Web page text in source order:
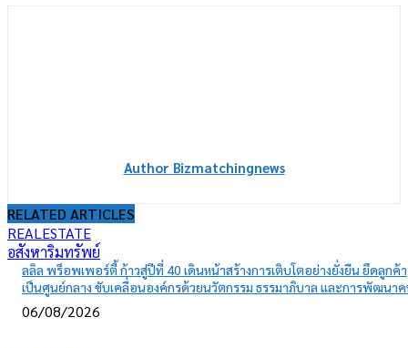
Author Bizmatchingnews
RELATED ARTICLES
REALESTATE
อสังหาริมทรัพย์
ลลิล พร็อพเพอร์ตี้ ก้าวสู่ปีที่ 40 เดินหน้าสร้างการเติบโตอย่างยั่งยืน ยึดลูกค้า
เป็นศูนย์กลาง ขับเคลื่อนองค์กรด้วยนวัตกรรม ธรรมาภิบาล และการพัฒนา
06/08/2026